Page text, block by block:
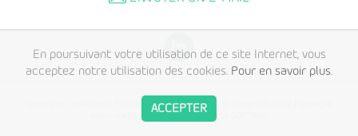
Politique de confidentialité
En poursuivant votre utilisation de ce site Internet, vous
acceptez notre utilisation des cookies. Pour en savoir plus.
ACCEPTER